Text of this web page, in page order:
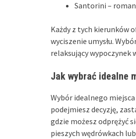
Santorini –
Każdy z tych kierunków
wyciszenie umysłu.
relaksujący wypoczynek
Jak wybrać idealne
Wybór idealnego
podejmiesz decyzję,
gdzie możesz odprężyć
pieszych wędrówkach